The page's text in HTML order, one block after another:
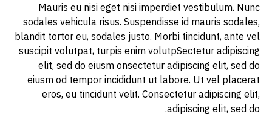
Mauris eu nisi eget nisi imperdiet vestibulum. Nunc
sodales vehicula risus. Suspendisse id mauris sodales,
blandit tortor eu, sodales justo. Morbi tincidunt, ante vel
suscipit volutpat, turpis enim volutpSectetur adipiscing
elit, sed do eiusm onsectetur adipiscing elit, sed do
eiusm od tempor incididunt ut labore. Ut vel placerat
eros, eu tincidunt velit. Consectetur adipiscing elit,
adipiscing elit, sed do.